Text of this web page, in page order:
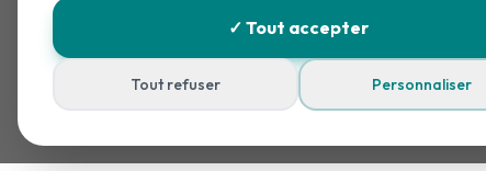
✓ Tout accepter
Tout refuser Personnaliser